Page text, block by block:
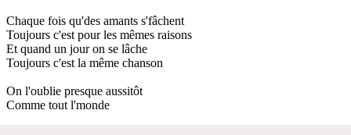
Chaque fois qu'des amants s'fâchent
Toujours c'est pour les mêmes raisons
Et quand un jour on se lâche
Toujours c'est la même chanson
On l'oublie presque aussitôt
Comme tout l'monde